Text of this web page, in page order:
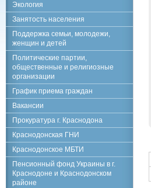
Экология
Занятость населения
Поддержка семьи, молодежи,
женщин и детей
Политические партии,
общественные и религиозные
организации
График приема граждан
Вакансии
Прокуратура г. Краснодона
Краснодонская ГНИ
Краснодонское МБТИ
Пенсионный фонд Украины в г.
Краснодоне и Краснодонском
районе